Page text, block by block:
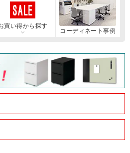
買い得から探す
コーディネート事例